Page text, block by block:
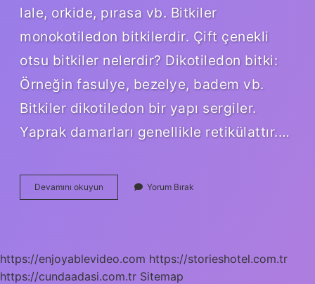
lale, orkide, pırasa vb. Bitkiler
monokotiledon bitkilerdir. Çift çenekli
otsu bitkiler nelerdir? Dikotiledon bitki:
Örneğin fasulye, bezelye, badem vb.
Bitkiler dikotiledon bir yapı sergiler.
Yaprak damarları genellikle retikülattır.…
Devamını okuyun
Çenekli
Yorum Bırak
https://enjoyablevideo.com https://storieshotel.com.tr
https://cundaadasi.com.tr Sitemap